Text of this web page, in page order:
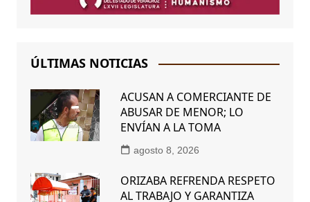
ÚLTIMAS NOTICIAS
ACUSAN A COMERCIANTE DE
ABUSAR DE MENOR; LO
ENVÍAN A LA TOMA
agosto 8, 2026
ORIZABA REFRENDA RESPETO
AL TRABAJO Y GARANTIZA